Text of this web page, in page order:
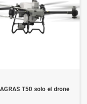
variabilidad espacial
homogéneas de
adaptadas al
ajustar los
T50 solo el drone